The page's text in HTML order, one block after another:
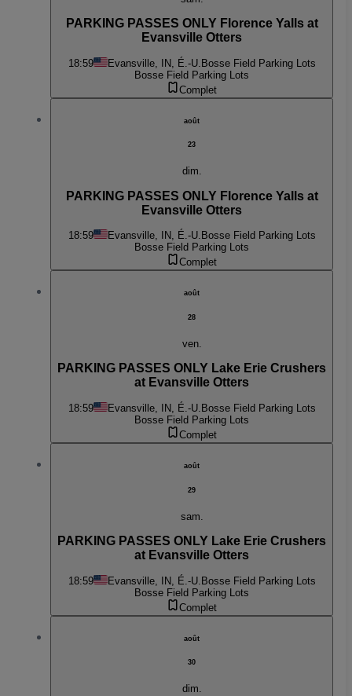
PARKING PASSES ONLY Florence Yalls at
Evansville Otters
18:59 Evansville, IN, É.-U. Bosse Field Parking Lots
Bosse Field Parking Lots
Complet
août
23
dim.
PARKING PASSES ONLY Florence Yalls at
Evansville Otters
18:59 Evansville, IN, É.-U. Bosse Field Parking Lots
Bosse Field Parking Lots
Complet
août
28
ven.
PARKING PASSES ONLY Lake Erie Crushers
at Evansville Otters
18:59 Evansville, IN, É.-U. Bosse Field Parking Lots
Bosse Field Parking Lots
Complet
août
29
sam.
PARKING PASSES ONLY Lake Erie Crushers
at Evansville Otters
18:59 Evansville, IN, É.-U. Bosse Field Parking Lots
Bosse Field Parking Lots
Complet
août
30
dim.